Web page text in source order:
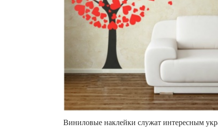
Виниловые наклейки служат интересным